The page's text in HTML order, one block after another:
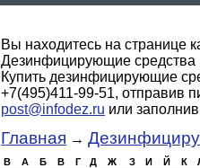
Вы находитесь на странице
Дезинфицирующие средства
Купить дезинфицирующие
+7(495)411-99-51, отправив
post@infodez.ru или
Главная →
B А Б В Г Д Ж З И Й К